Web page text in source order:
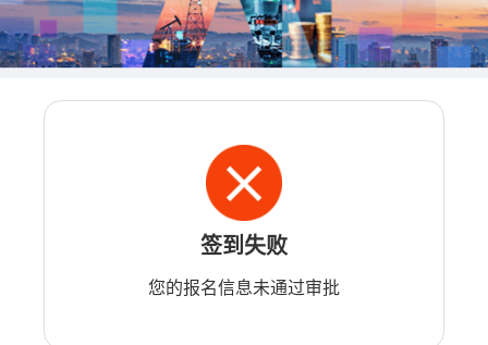
签到失败
您的报名信息未通过审批